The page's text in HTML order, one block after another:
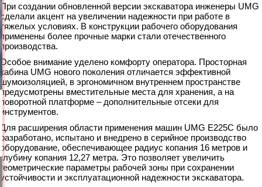
При создании обновленной версии экскаватора инженеры UMG
сделали акцент на увеличении надежности при работе в
тяжелых условиях. В конструкции рабочего оборудования
применены более прочные марки стали отечественного
производства.
Особое внимание уделено комфорту оператора. Просторная
кабина UMG нового поколения отличается эффективной
шумоизоляцией, в эргономичном внутреннем пространстве
предусмотрены вместительные места для хранения, а на
поворотной платформе – дополнительные отсеки для
инструментов.
Для расширения области применения машин UMG E225C было
разработано, испытано и внедрено в серийное производство
оборудование, обеспечивающее радиус копания 16 метров и
глубину копания 12,27 метра. Это позволяет увеличить
геометрические параметры рабочей зоны при сохранении
устойчивости и эксплуатационной надежности экскаватора.